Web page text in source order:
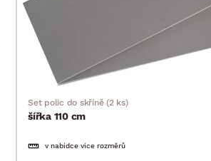
Set polic do skříně (2 ks)
šířka 110 cm
v nabídce více rozměrů